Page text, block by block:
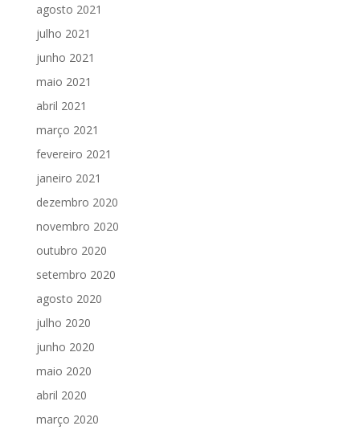
agosto 2021
julho 2021
junho 2021
maio 2021
abril 2021
março 2021
fevereiro 2021
janeiro 2021
dezembro 2020
novembro 2020
outubro 2020
setembro 2020
agosto 2020
julho 2020
junho 2020
maio 2020
abril 2020
março 2020